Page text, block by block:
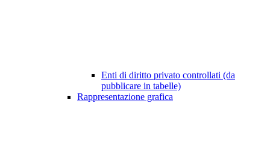
Enti di diritto privato controllati (da
pubblicare in tabelle)
Rappresentazione grafica